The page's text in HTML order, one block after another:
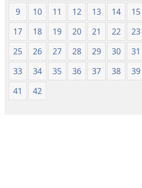
9
10 11 12 13 14 15
17
18 19 20 21 22 23
25
26 27 28 29 30 31
33
34 35 36 37 38 39
41
42